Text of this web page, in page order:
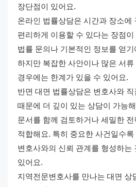
장단점이 있어요.
온라인 법률상담은 시간과 장소에
편리하게 이용할 수 있다는 장점
법률 문의나 기본적인 정보를 얻
하지만 복잡한 사안이나 많은 서
경우에는 한계가 있을 수 있어요.
반면 대면 법률상담은 변호사와
때문에 더 깊이 있는 상담이 가능
문서를 함께 검토하거나 세밀한
적합해요. 특히 중요한 사건일수
변호사와의 신뢰 관계를 형성하는
있어요.
지역전문변호사를 만나는 대면 상